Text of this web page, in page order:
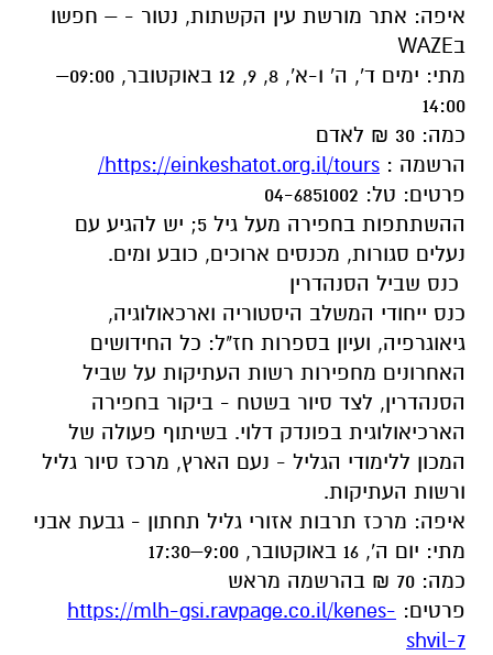
איפה: אתר מורשת עין הקשתות, נטור - – חפשו
בWAZE
מתי: ימים ד', ה' ו-א', 8, 9, 12 באוקטובר, 09:00–
14:00
כמה: 30 ₪ לאדם
הרשמה : https://einkeshatot.org.il/tours/
פרטים: טל: 04-6851002
ההשתתפות בחפירה מעל גיל 5; יש להגיע עם
נעלים סגורות, מכנסים ארוכים, כובע ומים.
כנס שביל הסנהדרין
כנס ייחודי המשלב היסטוריה וארכאולוגיה,
גיאוגרפיה, ועיון בספרות חז"ל: כל החידושים
האחרונים מחפירות רשות העתיקות על שביל
הסנהדרין, לצד סיור בשטח - ביקור בחפירה
הארכיאולוגית בפונדק דלוי. בשיתוף פעולה של
המכון ללימודי הגליל - נעם הארץ, מרכז סיור גליל
ורשות העתיקות.
איפה: מרכז תרבות אזורי גליל תחתון - גבעת אבני
מתי: יום ה', 16 באוקטובר, 9:00–17:30
כמה: 70 ₪ בהרשמה מראש
פרטים: https://mlh-gsi.ravpage.co.il/kenes-
shvil-7